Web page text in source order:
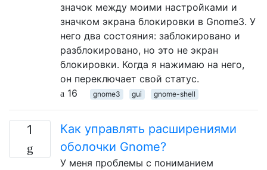
значок между моими настройками и
значком экрана блокировки в Gnome3. У
него два состояния: заблокировано и
разблокировано, но это не экран
блокировки. Когда я нажимаю на него,
он переключает свой статус.
16
gnome3 gui gnome-shell
1
Как управлять расширениями
оболочки Gnome?
У меня проблемы с пониманием